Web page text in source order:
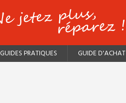
GUIDES PRATIQUES GUIDE D'ACHAT